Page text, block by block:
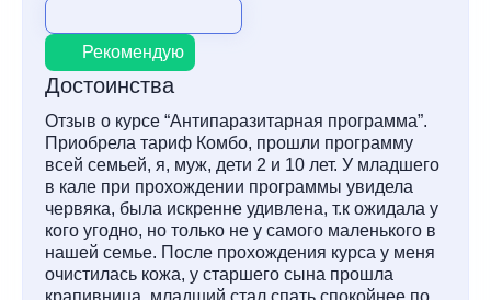
Рекомендую
Достоинства
Отзыв о курсе “Антипаразитарная программа”.
Приобрела тариф Комбо, прошли программу
всей семьей, я, муж, дети 2 и 10 лет. У младшего
в кале при прохождении программы увидела
червяка, была искренне удивлена, т.к ожидала у
кого угодно, но только не у самого маленького в
нашей семье. После прохождения курса у меня
очистилась кожа, у старшего сына прошла
крапивница, младший стал спать спокойнее по